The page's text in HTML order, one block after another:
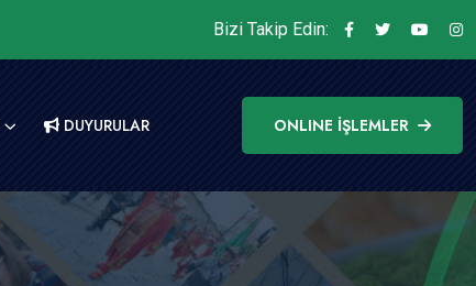
Bizi Takip Edin:
DUYURULAR ONLINE İŞLEMLER